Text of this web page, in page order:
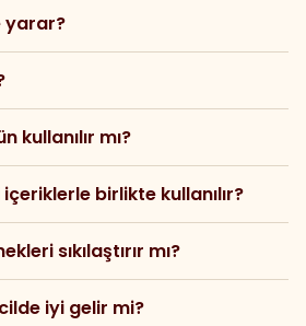
yarar?
kullanılır mı?
birlikte kullanılır?
sıkılaştırır mı?
iyi gelir mi?